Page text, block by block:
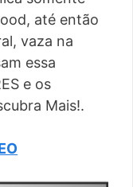
até então
vaza na
essa
e os
Mais!.